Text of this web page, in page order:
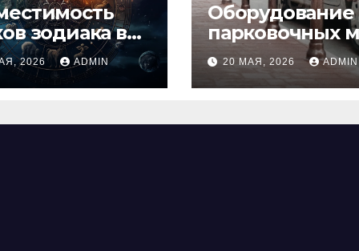
зодиака в
как найти
пару и
2026 ADMIN
Оборудование
парковочных
виды,
нормы
20 МАЯ, 2026 ADMIN